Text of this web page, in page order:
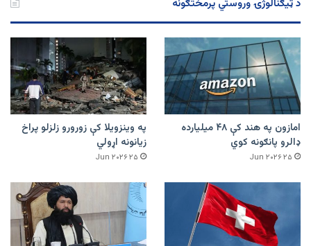
د ټیګنالوژۍ وروستي پرمختګونه
امازون په هند کې ۴۸ میلیارده
ډالرو پانګونه کوي
۲۵ Jun ۲۰۲۶
په وینزویلا کې زورورو زلزلو پراخ
زیانونه اړولي
۲۵ Jun ۲۰۲۶